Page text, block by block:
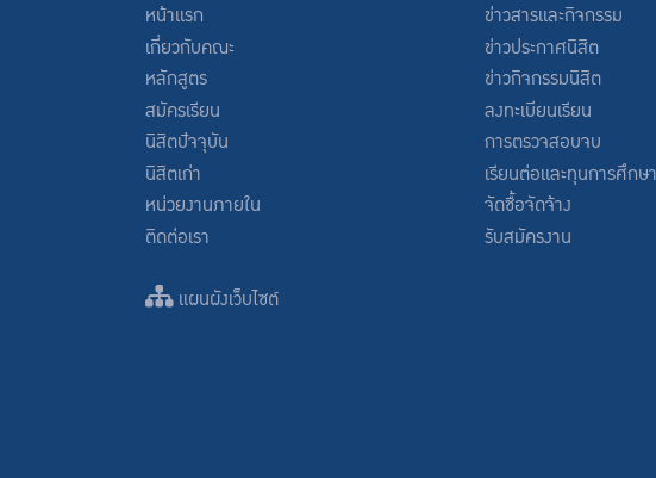
หน้าแรก
เกี่ยวกับคณะ
หลักสูตร
สมัครเรียน
นิสิตปัจจุบัน
นิสิตเก่า
หน่วยงานภายใน
ติดต่อเรา
แผนผังเว็บไซต์
ข่าวสารและกิจกรรม
ข่าวประกาศนิสิต
ข่าวกิจกรรมนิสิต
ลงทะเบียนเรียน
การตรวจสอบจบ
เรียนต่อและทุนการศึกษา
จัดซื้อจัดจ้าง
รับสมัครงาน